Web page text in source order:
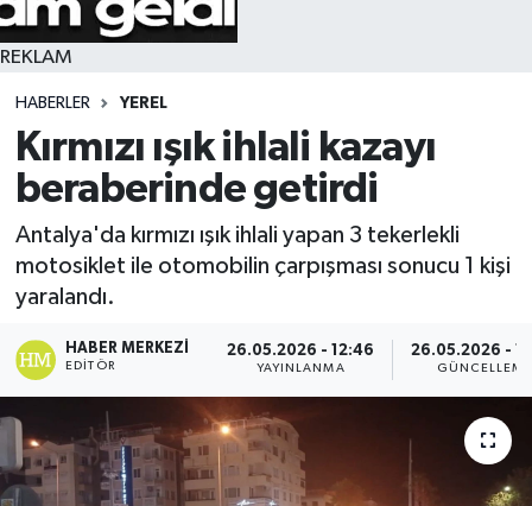
REKLAM
HABERLER YEREL
Kırmızı ışık ihlali kazayı
beraberinde getirdi
Antalya'da kırmızı ışık ihlali yapan 3 tekerlekli
motosiklet ile otomobilin çarpışması sonucu 1 kişi
yaralandı.
HABER MERKEZI
EDITÖR
26.05.2026 - 12:46
YAYINLANMA
26.05.2026 -
GÜNCELLEME